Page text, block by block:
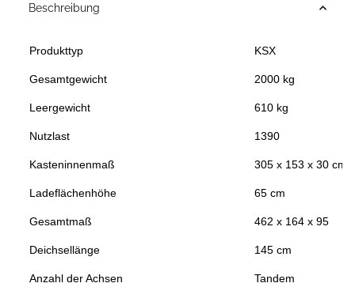
Beschreibung
Produkttyp KSX
Gesamtgewicht 2000 kg
Leergewicht 610 kg
Nutzlast 1390
Kasteninnenmaß 305 x 153 x 30 cm
Ladeflächenhöhe 65 cm
Gesamtmaß 462 x 164 x 95
Deichsellänge 145 cm
Anzahl der Achsen Tandem